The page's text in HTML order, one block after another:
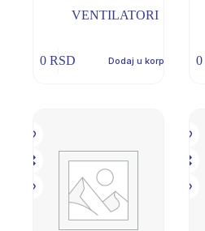
VENTILATORI
0RSD Dodaj u korpu